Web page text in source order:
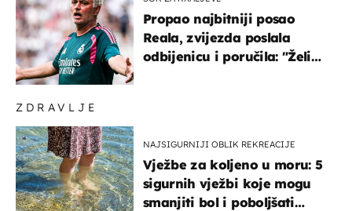
ZDRAVLJE
NAJSIGURNIJI OBLIK REKREACIJE
Vježbe za koljeno u moru: 5
sigurnih vježbi koje mogu
smanjiti bol i poboljšati
Propao najbitniji posao
Reala, zvijezda poslala
odbijenicu i poručila: "Želim